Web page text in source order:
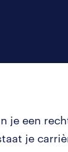
je een
je